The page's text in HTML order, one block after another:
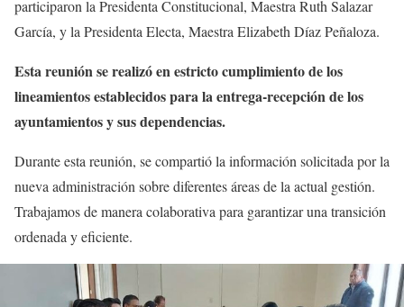
participaron la Presidenta Constitucional, Maestra Ruth Salazar
García, y la Presidenta Electa, Maestra Elizabeth Díaz Peñaloza.
Esta reunión se realizó en estricto cumplimiento de los
lineamientos establecidos para la entrega-recepción de los
ayuntamientos y sus dependencias.
Durante esta reunión, se compartió la información solicitada por la
nueva administración sobre diferentes áreas de la actual gestión.
Trabajamos de manera colaborativa para garantizar una transición
ordenada y eficiente.